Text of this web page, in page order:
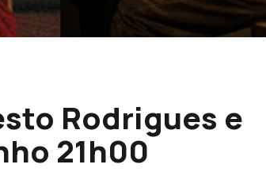
Rodrigues e
21h00